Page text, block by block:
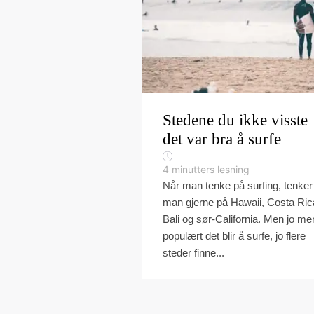
Stedene du ikke visste
det var bra å surfe
4 minutters lesning
Når man tenke på surfing, tenker
man gjerne på Hawaii, Costa
Bali og sør-California. Men jo
populært det blir å surfe, jo flere
steder finne...